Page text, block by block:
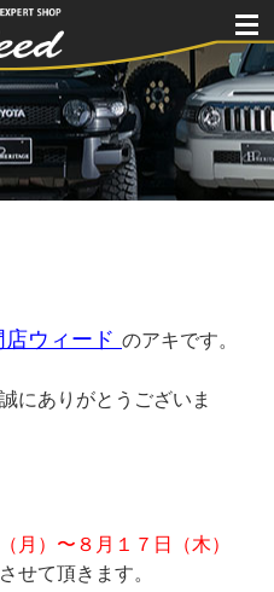
ウィード のアキです。
にありがとうございま
月）〜８月１７日（木）
せて頂きます。